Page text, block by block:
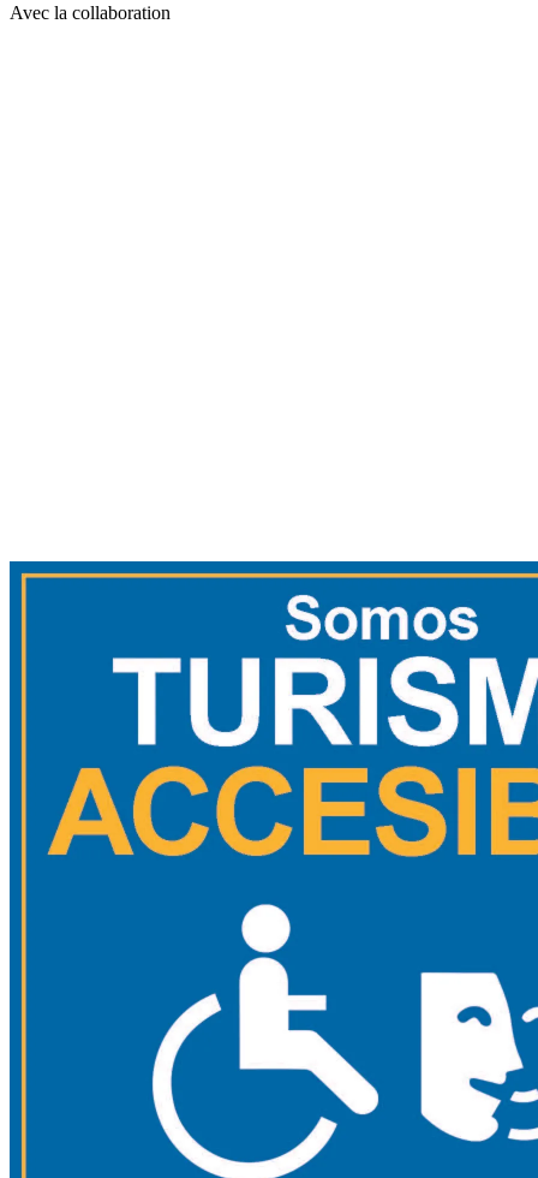
Avec la collaboration